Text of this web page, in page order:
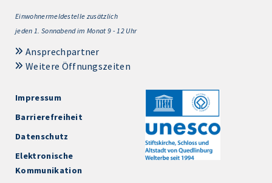
Einwohnermeldestelle zusätzlich
jeden 1. Sonnabend im Monat 9 - 12 Uhr
Ansprechpartner
Weitere Öffnungszeiten
Impressum
Barrierefreiheit
Datenschutz
Elektronische
Kommunikation